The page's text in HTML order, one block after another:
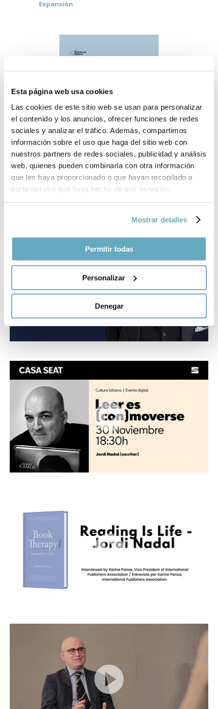
Esta página web usa cookies
Las cookies de este sitio web se usan para personalizar
el contenido y los anuncios, ofrecer funciones de redes
sociales y analizar el tráfico. Además, compartimos
información sobre el uso que haga del sitio web con
nuestros partners de redes sociales, publicidad y análisis
web, quienes pueden combinarla con otra información
que les haya proporcionado o que hayan recopilado a
partir del uso que haya hecho de sus servicios.
Mostrar detalles
Permitir todas
Personalizar
Denegar
Expansión
Ver todos